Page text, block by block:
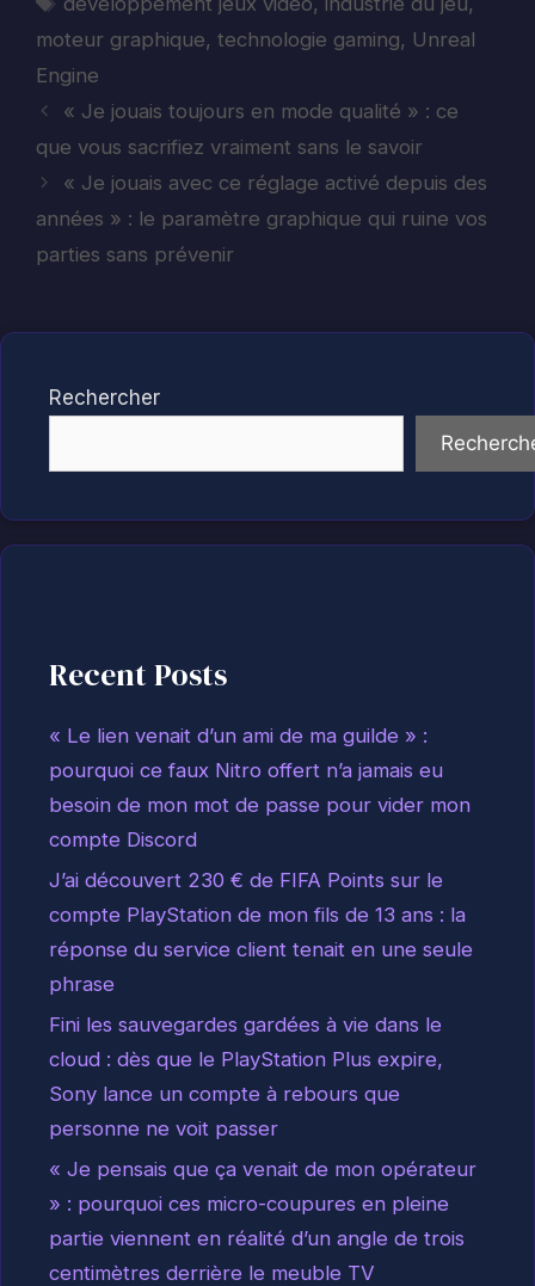
moteur graphique, technologie gaming, Unreal
Engine
« Je jouais toujours en mode qualité » : ce
que vous sacrifiez vraiment sans le savoir
« Je jouais avec ce réglage activé depuis des
années » : le paramètre graphique qui ruine vos
parties sans prévenir
Rechercher
Recent Posts
« Le lien venait d’un ami de ma guilde » :
pourquoi ce faux Nitro offert n’a jamais eu
besoin de mon mot de passe pour vider mon
compte Discord
J’ai découvert 230 € de FIFA Points sur le
compte PlayStation de mon fils de 13 ans : la
réponse du service client tenait en une seule
phrase
Fini les sauvegardes gardées à vie dans le
cloud : dès que le PlayStation Plus expire,
Sony lance un compte à rebours que
personne ne voit passer
« Je pensais que ça venait de mon opérateur
» : pourquoi ces micro-coupures en pleine
partie viennent en réalité d’un angle de trois
centimètres derrière le meuble TV